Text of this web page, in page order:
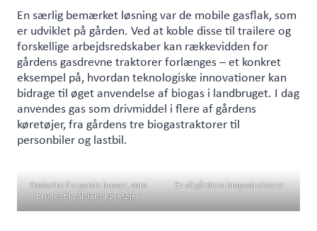
En særlig bemærket løsning var de mobile gasflak, som
er udviklet på gården. Ved at koble disse til trailere og
forskellige arbejdsredskaber kan rækkevidden for
gårdens gasdrevne traktorer forlænges – et konkret
eksempel på, hvordan teknologiske innovationer kan
bidrage til øget anvendelse af biogas i landbruget. I dag
anvendes gas som drivmiddel i flere af gårdens
køretøjer, fra gårdens tre biogastraktorer til
personbiler og lastbil.
Gastanke fra gamle busser, som
bruges til gårdens køretøjer
En af gårdens biogastraktorer